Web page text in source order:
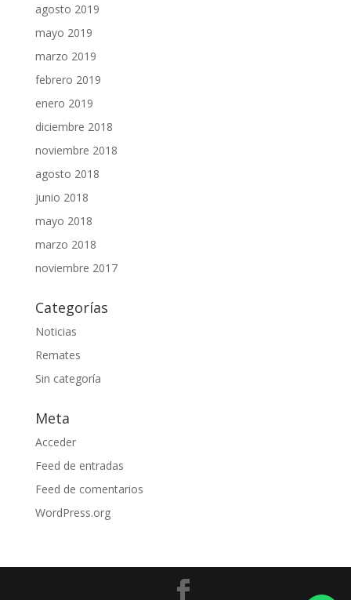
agosto 2019
mayo 2019
marzo 2019
febrero 2019
enero 2019
diciembre 2018
noviembre 2018
agosto 2018
junio 2018
mayo 2018
marzo 2018
noviembre 2017
Categorías
Noticias
Remates
Sin categoría
Meta
Acceder
Feed de entradas
Feed de comentarios
WordPress.org